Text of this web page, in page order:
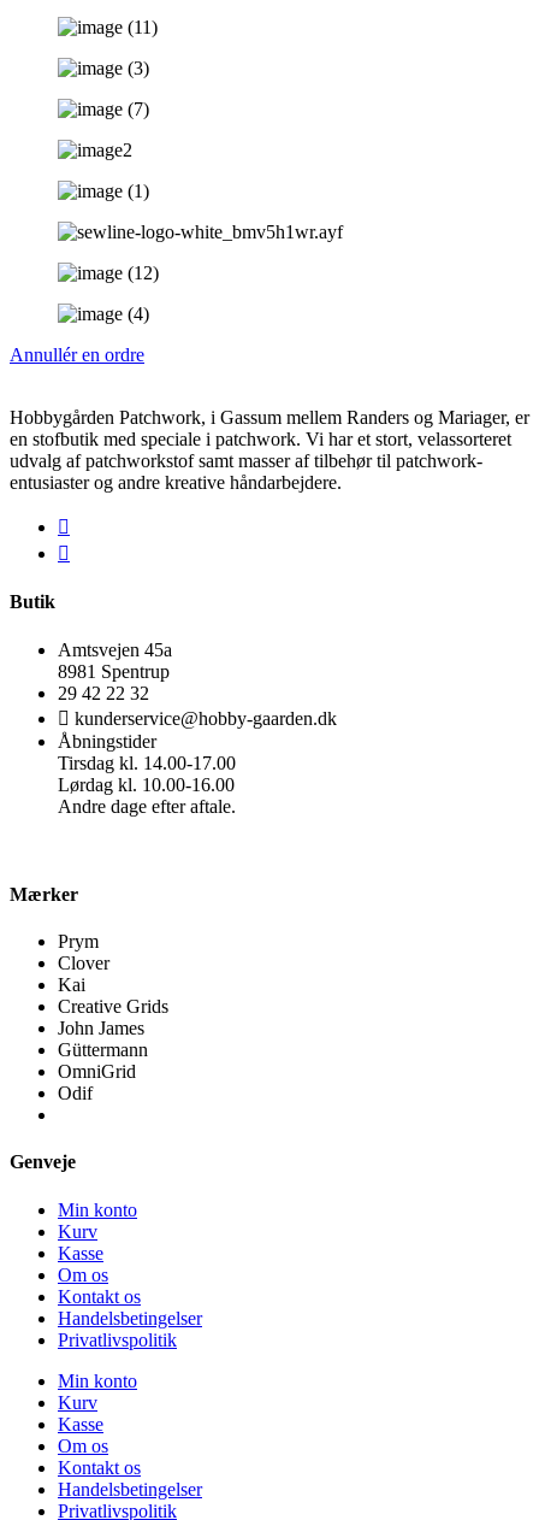
Annullér en ordre
Hobbygården Patchwork, i Gassum mellem Randers og Mariager, er
en stofbutik med speciale i patchwork. Vi har et stort, velassorteret
udvalg af patchworkstof samt masser af tilbehør til patchwork-
entusiaster og andre kreative håndarbejdere.
Butik
Amtsvejen 45a
8981 Spentrup
29 42 22 32
kunderservice@hobby-gaarden.dk
Åbningstider
Tirsdag kl. 14.00-17.00
Lørdag kl. 10.00-16.00
Andre dage efter aftale.
Mærker
Prym
Clover
Kai
Creative Grids
John James
Güttermann
OmniGrid
Odif
Genveje
Min konto
Kurv
Kasse
Om os
Kontakt os
Handelsbetingelser
Privatlivspolitik
Min konto
Kurv
Kasse
Om os
Kontakt os
Handelsbetingelser
Privatlivspolitik